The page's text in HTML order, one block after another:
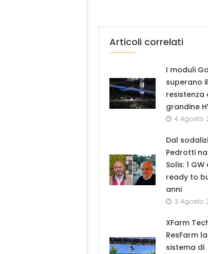
Articoli correlati
I moduli
superano
resistenza
grandine
4 Agosto
Dal
Pedrotti
Solis: 1
ready to
anni
3 Agosto
XFarm
ResFarm
sistema di